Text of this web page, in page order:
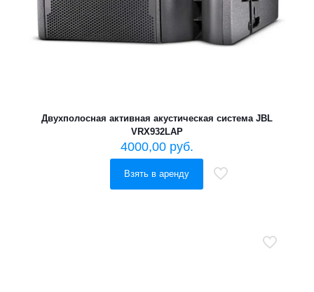
Двухполосная активная акустическая система JBL
VRX932LAP
4000,00 руб.
Взять в аренду